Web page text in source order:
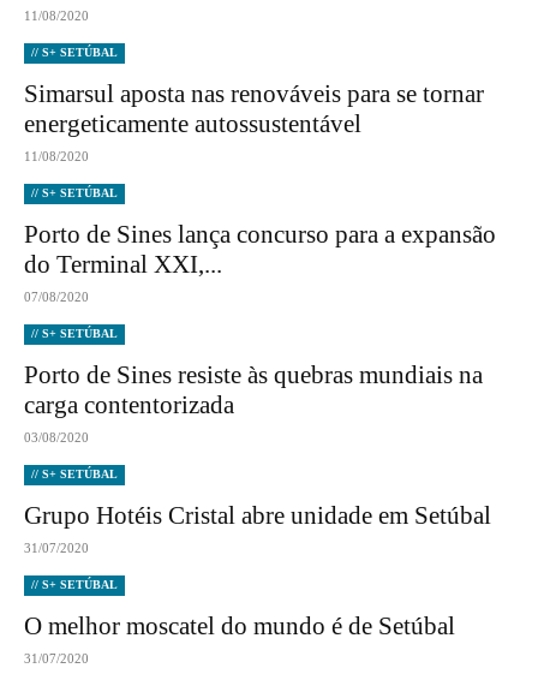
11/08/2020
// S+ SETÚBAL
Simarsul aposta nas renováveis para se tornar
energeticamente autossustentável
11/08/2020
// S+ SETÚBAL
Porto de Sines lança concurso para a expansão
do Terminal XXI,...
07/08/2020
// S+ SETÚBAL
Porto de Sines resiste às quebras mundiais na
carga contentorizada
03/08/2020
// S+ SETÚBAL
Grupo Hotéis Cristal abre unidade em Setúbal
31/07/2020
// S+ SETÚBAL
O melhor moscatel do mundo é de Setúbal
31/07/2020